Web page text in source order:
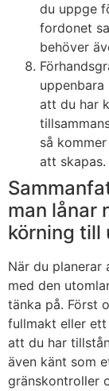
du uppge
fordonet
behöver
att du har
så
att skapas.
man lånar
körning till
När du planerar
med den
tänka på. Först
fullmakt eller
att du har
även känt som
gränskontroller